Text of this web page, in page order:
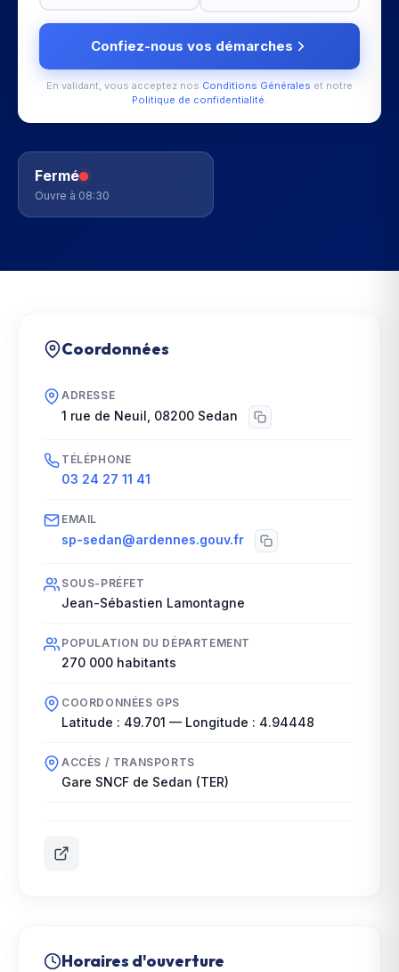
Confiez-nous vos démarches
En validant, vous acceptez nos Conditions Générales et notre
Politique de confidentialité.
Fermé
Ouvre à 08:30
Coordonnées
ADRESSE
1 rue de Neuil 08200 Sedan
TÉLÉPHONE
03 24 27 11 41
EMAIL
sp-sedan@ardennes.gouv.fr
SOUS-PRÉFET
Jean-Sébastien Lamontagne
POPULATION DU DÉPARTEMENT
270 000 habitants
COORDONNÉES GPS
Latitude : 49.701 — Longitude : 4.94448
ACCÈS / TRANSPORTS
Gare SNCF de Sedan (TER)
Horaires d'ouverture